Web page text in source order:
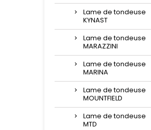
Lame de tondeuse
KYNAST
Lame de tondeuse
MARAZZINI
Lame de tondeuse
MARINA
Lame de tondeuse
MOUNTFIELD
Lame de tondeuse
MTD